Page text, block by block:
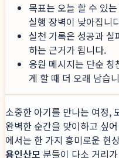
목표는 오늘 할 수 있
실행 장벽이 낮아집니
실천 기록은 성공과 실
하는 근거가 됩니다.
응원 메시지는 단순
게 할 때 더 오래 남습
소중한 아기를 만나는 여정,
완벽한 순간을 맞이하고 싶
에서는 한 가지 흥미로운 현
용인산모 분들이 다소 거리